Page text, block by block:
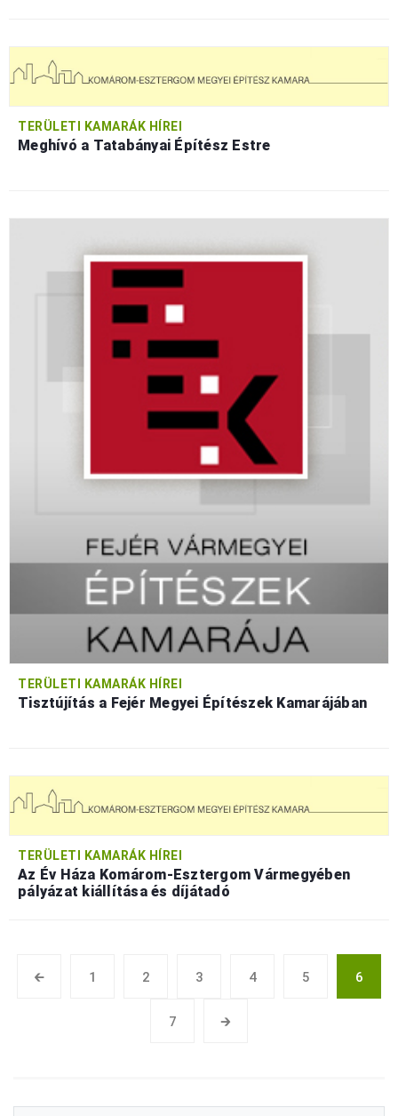
TERÜLETI KAMARÁK HÍREI
Meghívó a Tatabányai Építész Estre
TERÜLETI KAMARÁK HÍREI
Tisztújítás a Fejér Megyei Építészek Kamarájában
TERÜLETI KAMARÁK HÍREI
Az Év Háza Komárom-Esztergom Vármegyében
pályázat kiállítása és díjátadó
🡰 1 2 3 4 5 6
7 🡲